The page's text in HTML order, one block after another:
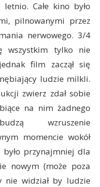
Całe kino było
pilnowanymi przez
nerwowego. 3/4
wszystkim tylko nie
film zaczął się
ludzie milkli.
zwierz zdał sobie
na nim żadnego
wzruszenie
momencie wokół
przynajmniej dla
nowym (może poza
nie widział by ludzie